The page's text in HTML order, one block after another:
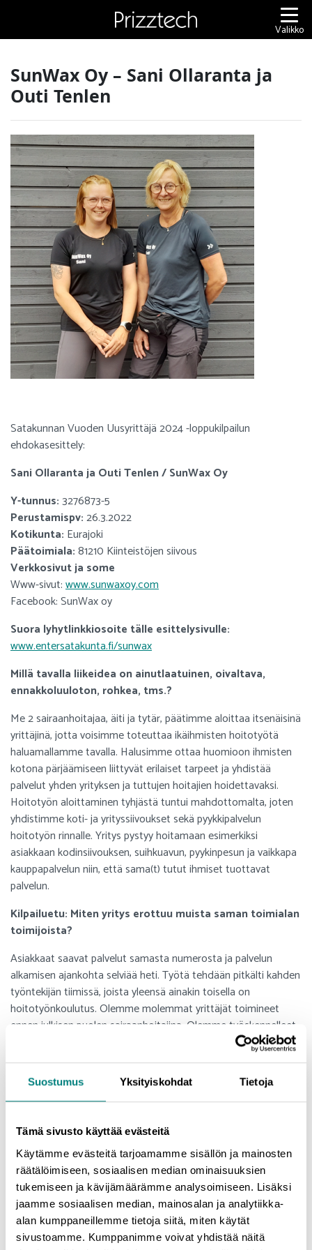
Suostumus Yksityiskohdat Tietoja
Tämä sivusto käyttää evästeitä
Käytämme evästeitä tarjoamamme sisällön ja mainosten
räätälöimiseen, sosiaalisen median ominaisuuksien
tukemiseen ja kävijämäärämme analysoimiseen. Lisäksi
jaamme sosiaalisen median, mainosalan ja analytiikka-
alan kumppaneillemme tietoja siitä, miten käytät
sivustoamme. Kumppanimme voivat yhdistää näitä
Valikko
SunWax Oy – Sani Ollaranta ja
Outi Tenlen
Satakunnan Vuoden Uusyrittäjä 2024 -loppukilpailun
ehdokasesittely:
Sani Ollaranta ja Outi Tenlen / SunWax Oy
Y-tunnus:3276873-5
Perustamispv:26.3.2022
Kotikunta: Eurajoki
Päätoimiala:81210 Kiinteistöjen siivous
Verkkosivut ja some
Www-sivut:www.sunwaxoy.com
Facebook: SunWax oy
Suora lyhytlinkkiosoite tälle esittelysivulle:
www.entersatakunta.fi/sunwax
Millä tavalla liikeidea on ainutlaatuinen, oivaltava,
ennakkoluuloton, rohkea, tms.?
Me 2 sairaanhoitajaa, äiti ja tytär, päätimme aloittaa itsenäisinä
yrittäjinä, jotta voisimme toteuttaa ikäihmisten hoitotyötä
haluamallamme tavalla. Halusimme ottaa huomioon ihmisten
kotona pärjäämiseen liittyvät erilaiset tarpeet ja yhdistää
palvelut yhden yrityksen ja tuttujen hoitajien hoidettavaksi.
Hoitotyön aloittaminen tyhjästä tuntui mahdottomalta, joten
yhdistimme koti- ja yrityssiivoukset sekä pyykkipalvelun
hoitotyön rinnalle. Yritys pystyy hoitamaan esimerkiksi
asiakkaan kodinsiivouksen, suihkuavun, pyykinpesun ja vaikkapa
kauppapalvelun niin, että sama(t) tutut ihmiset tuottavat
palvelun.
Kilpailuetu: Miten yritys erottuu muista saman toimialan
toimijoista?
Asiakkaat saavat palvelut samasta numerosta ja palvelun
alkamisen ajankohta selviää heti. Työtä tehdään pitkälti kahden
työntekijän tiimissä, joista yleensä ainakin toisella on
hoitotyönkoulutus. Olemme molemmat yrittäjät toimineet
ennen julkisen puolen sairaanhoitajina. Olemme työskennelleet
lähinnä ikäihmisten hoitotyössä esimerkiksi laitoshoidossa ja
kotisairaanhoidossa. Olemme hyvin perillä siitä, miten kotihoito
alueellamme toimii. Pystymme nopeasti reagoimaan
avuntarpeisiin, ilman isompaa byrokratiaa tms. Olemme koko
Palvelumme muuntautuu asiakkaiden tarpeiden mukaan.
Työntekijämme ovat tottuneet ikäihmisten kanssa
työskentelyyn ja näin asiakkaamme saavat hyvää, tasa-arvoista
ja kunnioittavaa palvelua yritykseltämme. Yritys on tähän asti
kasvanut kovaa vauhtia lähes ilman varsinaista mainontaa,
joten puskaradio on toiminut ja palautteen on täytynyt olla
senkin perusteella hyvää. Eurajoen kokoisessa kunnassa on
isona etuna se, että yhtä työntekijää lukuun ottamatta kaikki